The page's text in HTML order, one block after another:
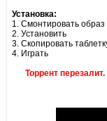
Установка:
1. Смонтировать образ
2. Установить
3. Скопировать
4. Играть
Торрент